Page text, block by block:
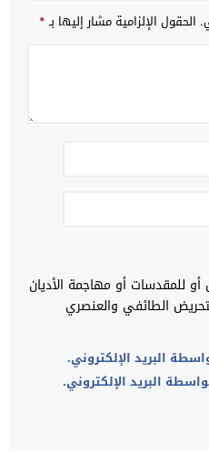
الحقول الإلزامية مشار إليها بـ*
للمقدسات أو مهاجمة الأديان
الطائفي والعنصري
البريد الإلكتروني.
البريد الإلكتروني.